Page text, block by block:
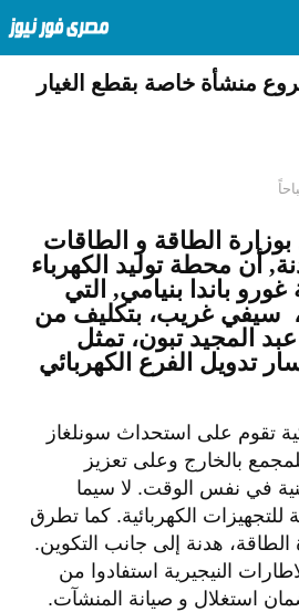
منشأة خاصة بقطع الغيار
بوزارة الطاقة و الطاقات
أن محطة توليد الكهرباء
باندا بنيامي, التي
سيفي غريب، بتكليف من
المجيد تبون، تمثل
تدويل الفرع الكهربائي
تقوم على استحداث سونلغاز
بالخارج وعلى تعزيز
في نفس الوقت. لا سيما
للتجهيزات الكهربائية. كما تطرق
هدنة إلى جانب التكوين.
النيجيرية استفادوا من
استغلال و صيانة المنشآت.